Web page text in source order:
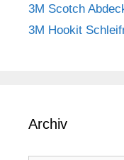
3M Scotch
3M Hookit
Archiv